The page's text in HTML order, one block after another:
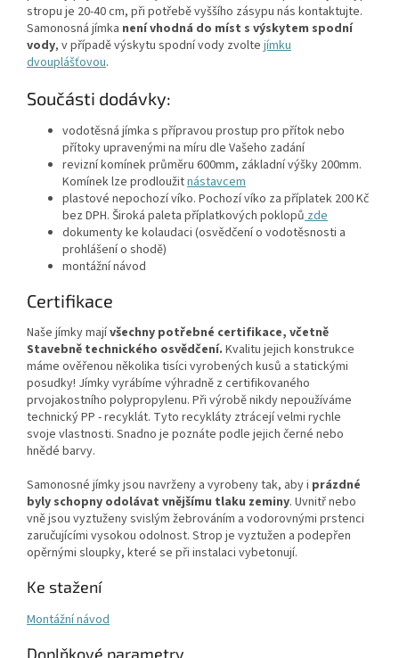
stropu je 20-40 cm, při potřebě vyššího zásypu nás kontaktujte.
Samonosná jímka není vhodná do míst s výskytem spodní
vody, v případě výskytu spodní vody zvolte jímku
dvouplášťovou.
Součásti dodávky:
vodotěsná jímka s přípravou prostup pro přítok nebo
přítoky upravenými na míru dle Vašeho zadání
revizní komínek průměru 600mm, základní výšky 200mm.
Komínek lze prodloužitnástavcem
plastové nepochozí víko. Pochozí víko za příplatek 200 Kč
bez DPH. Široká paleta příplatkových poklopů zde
dokumenty ke kolaudaci (osvědčení o vodotěsnosti a
prohlášení o shodě)
montážní návod
Certifikace
Naše jímky majívšechny potřebné certifikace, včetně
Stavebně technického osvědčení. Kvalitu jejich konstrukce
máme ověřenou několika tisíci vyrobených kusů a statickými
posudky! Jímky vyrábíme výhradně z certifikovaného
prvojakostního polypropylenu. Při výrobě nikdy nepoužíváme
technický PP - recyklát. Tyto recykláty ztrácejí velmi rychle
svoje vlastnosti. Snadno je poznáte podle jejich černé nebo
hnědé barvy.
Samonosné jímky jsou navrženy a vyrobeny tak, aby i prázdné
byly schopny odolávat vnějšímu tlaku zeminy. Uvnitř nebo
vně jsou vyztuženy svislým žebrováním a vodorovnými prstenci
zaručujícími vysokou odolnost. Strop je vyztužen a podepřen
opěrnými sloupky, které se při instalaci vybetonují.
Ke stažení
Montážní návod
Doplňkové parametry